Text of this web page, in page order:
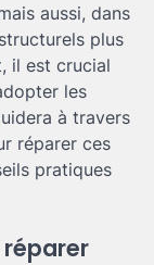
aussi, dans
plus
il est crucial
les
à travers
réparer ces
pratiques